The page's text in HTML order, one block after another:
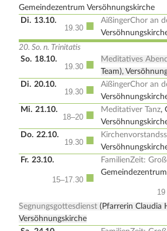
Gemeindezentrum Versöhnungskirche
Di. 13.10.
19.30 ■ AißingerChor an
20. So. n. Trinitatis
So. 18.10.
19.30 ■ Meditatives
Team),
Di. 20.10.
19.30 ■ AißingerChor an
Mi. 21.10.
18–20 ■ Meditativer Tanz,
Do. 22.10.
19.30 ■
Fr. 23.10.
15–17.30 ■
FamilienZeit:
19
Segnungsgottesdienst (Pfarrerin Claudia
Versöhnungskirche